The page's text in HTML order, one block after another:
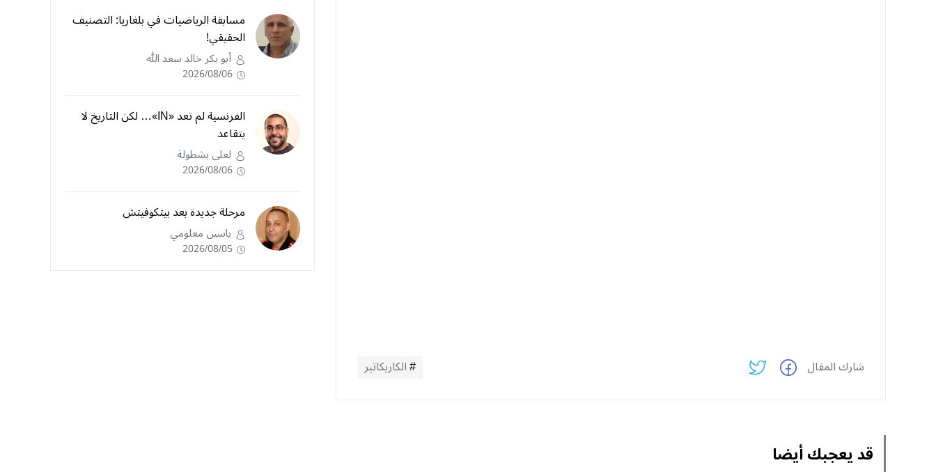
شارك المقال الكاريكاتير
قد يعجبك أيضا
مسابقة الرياضيات في بلغاريا: التصنيف
الحقيقي!
أبو بكر خالد سعد الله
2026/08/06
الفرنسية لم تعد «IN»… لكن التاريخ لا
يتقاعد
لعلى بشطولة
2026/08/06
مرحلة جديدة بعد بيتكوفيتش
ياسين معلومي
2026/08/05